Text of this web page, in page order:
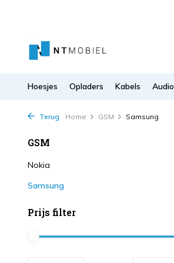
Hoesjes Opladers Kabels Audio
Terug Home GSM Samsung
GSM
Nokia
Samsung
Prijs filter